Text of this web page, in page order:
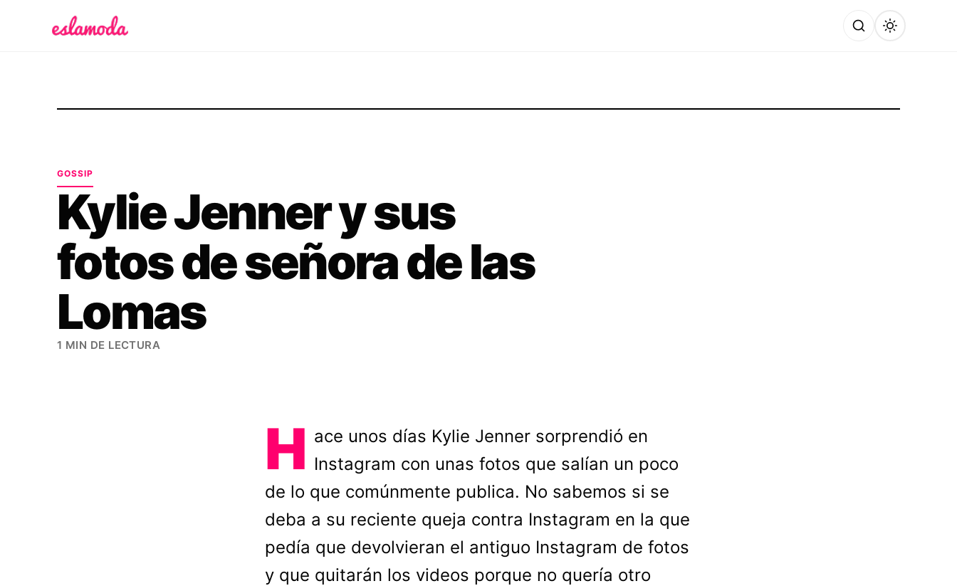
GOSSIP
Kylie Jenner y sus
fotos de señora de las
Lomas
1 MIN DE LECTURA
H ace unos días Kylie Jenner sorprendió en
Instagram con unas fotos que salían un poco
de lo que comúnmente publica. No sabemos si se
deba a su reciente queja contra Instagram en la que
pedía que devolvieran el antiguo Instagram de fotos
y que quitarán los videos porque no quería otro